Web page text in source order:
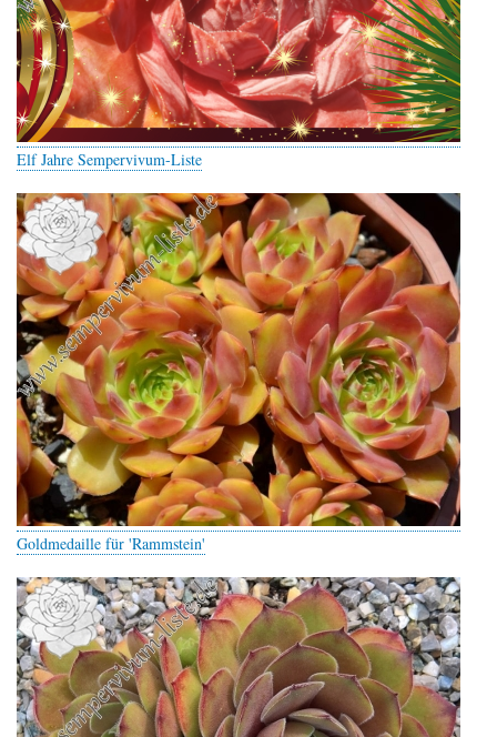
Elf Jahre Sempervivum-Liste
Goldmedaille für 'Rammstein'